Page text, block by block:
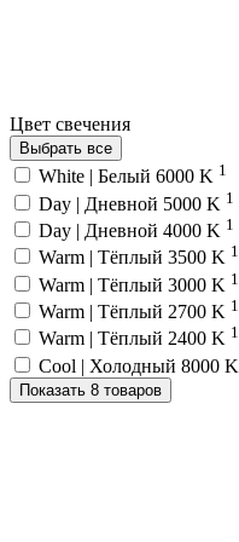
Цвет свечения
Выбрать все
White | Белый 6000 K 1
Day | Дневной 5000 K 1
Day | Дневной 4000 K 1
Warm | Тёплый 3500 K 1
Warm | Тёплый 3000 K 1
Warm | Тёплый 2700 K 1
Warm | Тёплый 2400 K 1
Cool | Холодный 8000 K
Показать 8 товаров